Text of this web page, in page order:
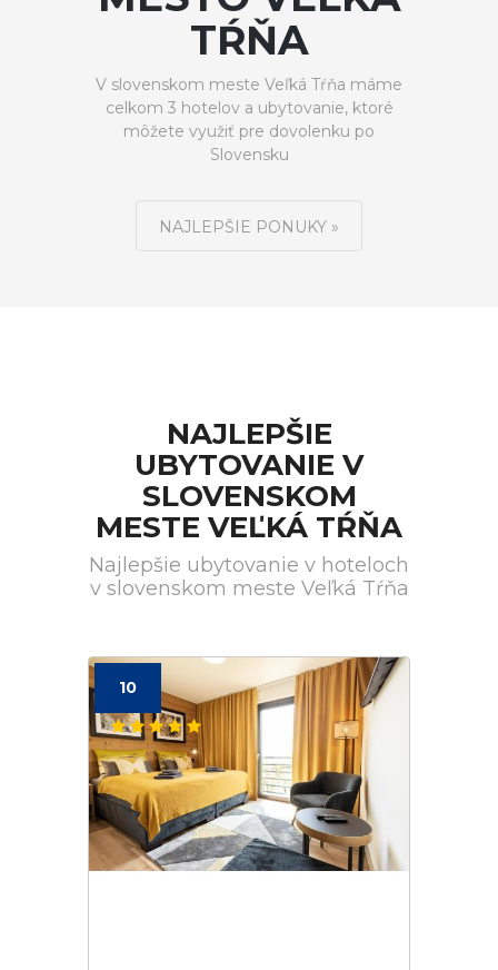
TŔŇA
V slovenskom meste Veľká Tŕňa máme
celkom 3 hotelov a ubytovanie, ktoré
môžete využiť pre dovolenku po
Slovensku
NAJLEPŠIE PONUKY »
NAJLEPŠIE
UBYTOVANIE V
SLOVENSKOM
MESTE VEĽKÁ TŔŇA
Najlepšie ubytovanie v hoteloch
v slovenskom meste Veľká Tŕňa
10